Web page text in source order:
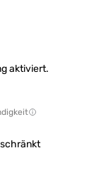
aktiviert.